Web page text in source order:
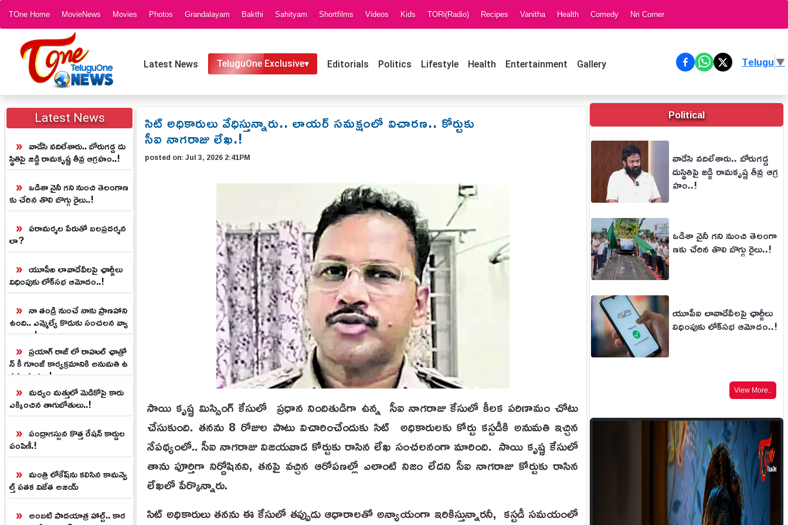
TOne Home MovieNews Movies Photos Grandalayam Bakthi Sahityam Shortfilms Videos Kids TORi(Radio) Recipes Vanitha Health Comedy Nri Corner
Latest News TeluguOne Exclusive▾ Editorials Politics Lifestyle Health Entertainment Gallery Telugu▼
Latest News
వాడేసి వదిలేశారు.. బోరుగడ్డ దు
స్థితిపై జడ్జి రామకృష్ణ తీవ్ర ఆగ్రహం..!
ఒడిశా నైనీ గని నుంచి తెలంగాణ
కు చేరిన తొలి బొగ్గు రైలు..!
పరామర్శల పేరుతో బలప్రదర్శన
లా?
యూపీఐ లావాదేవీలపై ఛార్జీలు
విధింపుకు లోక్‌సభ ఆమోదం..!
నా తండ్రి నుంచే నాకు ప్రాణహాని
ఉంది.. ఎమ్మెల్యే కొడుకు సంచలన వ్యా
ఖ్యలు ..!
ప్రయాగ్ రాజ్ లో రాహుల్ ఛాత్రో
న్ కీ గూంజ్ కార్యక్రమానికి అనుమతి ఉ
పసంహరణ.!
మద్యం మత్తులో మెడికోపై కారు
ఎక్కించిన తాగుబోతులు..!
పంద్రాగస్టున కొత్త రేషన్ కార్డుల
పంపిణీ.!
మంత్రి లోకేష్‌ను కలిసిన కామన్వె
ల్త్ పతక విజేత అజయ్
అంబటి పాదయాత్ర హాల్ట్.. కార
సిట్ అధికారులు వేధిస్తున్నారు.. లాయర్ సమక్షంలో విచారణ.. కోర్టుకు
సీఐ నాగరాజు లేఖ.!
posted on:Jul 3, 2026 2:41PM
సాయి కృష్ణ మిస్సింగ్ కేసులో ప్రధాన నిందితుడిగా ఉన్న సీఐ నాగరాజు కేసులో కీలక పరిణామం చోటు
చేసుకుంది. తనను 8 రోజుల పాటు విచారించేందుకు సిట్ అధికారులకు కోర్టు కస్టడీకి అనుమతి ఇచ్చిన
నేపథ్యంలో.. సీఐ నాగరాజు విజయవాడ కోర్టుకు రాసిన లేఖ సంచలనంగా మారింది. సాయి కృష్ణ కేసులో
తాను పూర్తిగా నిర్దోషినని, తనపై వచ్చిన ఆరోపణల్లో ఎలాంటి నిజం లేదని సీఐ నాగరాజు కోర్టుకు రాసిన
లేఖలో పేర్కొన్నారు.
సిట్ అధికారులు తనను ఈ కేసులో తప్పుడు ఆధారాలతో అన్యాయంగా ఇరికిస్తున్నారనీ, కస్టడీ సమయంలో
Political
వాడేసి వదిలేశారు.. బోరుగడ్డ
దుస్థితిపై జడ్జి రామకృష్ణ తీవ్ర ఆగ్ర
హం..!
ఒడిశా నైనీ గని నుంచి తెలంగా
ణకు చేరిన తొలి బొగ్గు రైలు..!
యూపీఐ లావాదేవీలపై ఛార్జీలు
విధింపుకు లోక్‌సభ ఆమోదం..!
View More..